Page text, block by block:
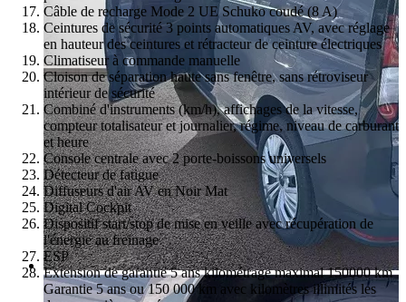
Câble de recharge Mode 2 UE Schuko coudé (8 A)
Ceintures de sécurité 3 points automatiques AV, avec réglage
en hauteur des ceintures et rétracteur de ceinture électriques
Climatiseur à commande manuelle
Cloison de séparation haute sans fenêtre, sans rétroviseur
intérieur de sécurité
Combiné d'instruments (km/h), affichages de la vitesse,
compteur totalisateur et journalier, régime, niveau de carburant
et heure
Console centrale avec 2 porte-boissons universels
Détecteur de fatigue
Diffuseurs d'air AV en Noir Mat
Digital Cockpit
Dispositif start/stop de mise en veille avec récupération de
l'énergie au freinage
ESP
Extension de garantie 5 ans kilométrage maximal 150000 km
Garantie 5 ans ou 150 000 km avec kilomètres illimités les